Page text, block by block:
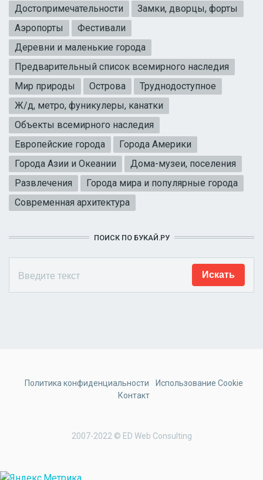
Достопримечательности
Замки, дворцы, форты
Аэропорты
Фестивали
Деревни и маленькие города
Предварительный список всемирного наследия
Мир природы
Острова
Труднодоступное
Ж/д, метро, фуникулеры, канатки
Объекты всемирного наследия
Европейские города
Города Америки
Города Азии и Океании
Дома-музеи, поселения
Развлечения
Города мира и популярные города
Современная архитектура
ПОИСК ПО БУКАЙ.РУ
2007-2022 © ED Web Consulting
Политика конфиденциальности
Использование Cookie
Контакт